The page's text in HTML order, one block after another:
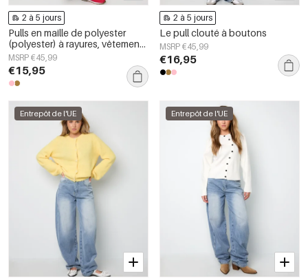
2 à 5 jours
Pulls en maille de polyester
(polyester) à rayures, vêtements
automne/hiver
MSRP €45,99
€15,95
2 à 5 jours
Le pull clouté à boutons
MSRP €45,99
€16,95
Entrepôt de l'UE Entrepôt de l'UE